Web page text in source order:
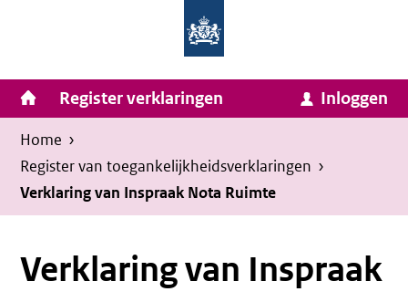
inhoud
van
Zaken
en
Koninkrijksrelaties
Homepage
van
Invulassistent
Toegankelijkheidsverklaring
Toegankelijkheidsverklaring
Hoofdnavigatie
Register verklaringen Inloggen
Kruimelpad
U
bevindt
zich
hier:
Home ›
Register van toegankelijkheids­verklaringen ›
Verklaring van Inspraak Nota Ruimte
Verklaring van Inspraak